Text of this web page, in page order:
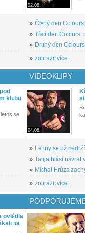
02.08.
» Čtvrtý den
» Třetí den Colours:
» Druhý den
» zobrazit více...
klubu
se
VIDEOKLIPY
04.08.
» Lenny se už
» Tanja hlásí návrat
» Michal Hrůza
» zobrazit více...
ovládla
na